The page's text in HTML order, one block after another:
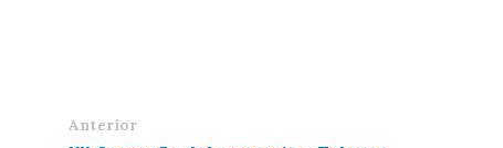
Anterior